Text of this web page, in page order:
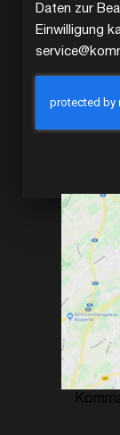
Daten zur
Einwilligung